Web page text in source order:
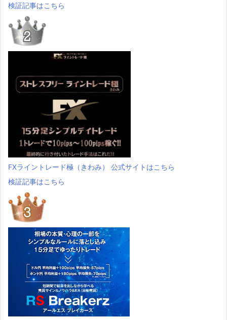
検証記事はこちら
FXライントレード極（きわみ） 公式サイトはこちら
検証記事はこちら